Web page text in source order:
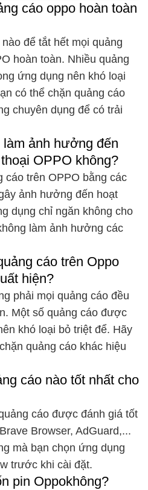
cáo oppo hoàn toàn
để tắt hết mọi quảng
hoàn toàn. Nhiều quảng
ứng dụng nên khó loại
có thể chặn quảng cáo
chuyên dụng để có trải
ảnh hưởng đến
OPPO không?
cáo trên OPPO bằng các
ảnh hưởng đến hoạt
dụng chỉ ngăn không cho
làm ảnh hưởng các
cáo trên Oppo
hiện?
phải mọi quảng cáo đều
Một số quảng cáo được
khó loại bỏ triệt để. Hãy
quảng cáo khác hiệu
cáo nào tốt nhất cho
cáo được đánh giá tốt
Browser, AdGuard,...
mà bạn chọn ứng dụng
trước khi cài đặt.
pin Oppokhông?